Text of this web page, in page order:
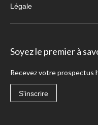
Légale
Soyez le premier à
Recevez votre prospectus
S'inscrire